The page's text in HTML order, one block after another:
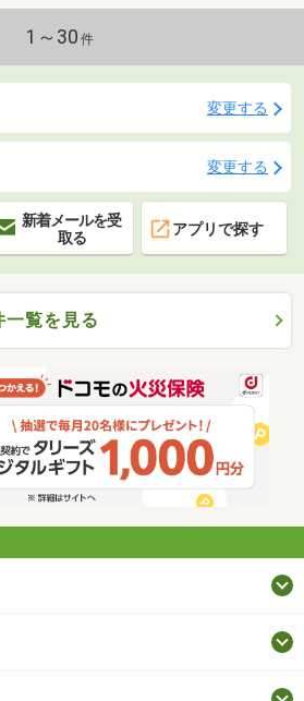
1～30 件
変更する
変更する
新着メールを受
取る
アプリで探す
一覧を見る